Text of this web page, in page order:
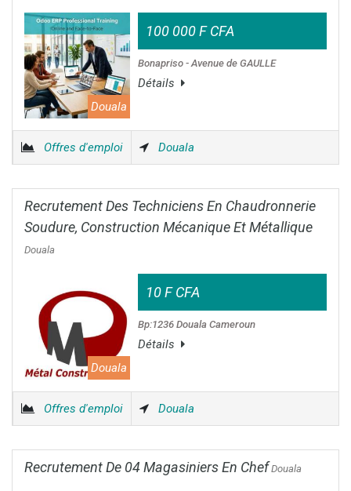
Douala
100 000 F CFA
Bonapriso - Avenue de GAULLE
Détails
Offres d'emploi Douala
Recrutement Des Techniciens En Chaudronnerie
Soudure, Construction Mécanique Et Métallique
Douala
Douala
10 F CFA
Bp:1236 Douala Cameroun
Détails
Offres d'emploi Douala
Recrutement De 04 Magasiniers En ChefDouala